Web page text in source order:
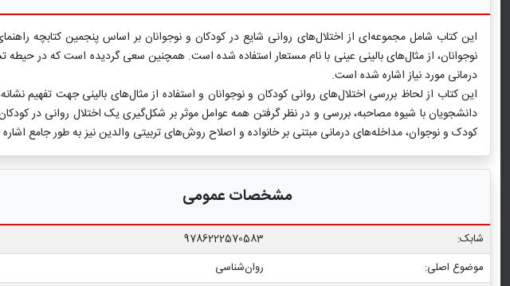
نوجوانان، از مثال‌های بالینی عینی با نام مستعار استفاده شده است. همچنین سعی گردیده است که در
درمانی مورد نیاز اشاره شده است.
این کتاب از لحاظ بررسی اختلال‌های روانی کودکان و نوجوانان و استفاده از مثال‌های بالینی جهت
دانشجویان با شیوه مصاحبه، بررسی و در نظر گرفتن همه عوامل موثر بر شکل‌گیری یک اختلال روانی در
کودک و نوجوان، مداخله‌های درمانی مبتنی بر خانواده و اصلاح روش‌های تربیتی والدین نیز به طور جامع
مشخصات عمومی
شابک:
9786222570583
موضوع اصلی:
روان‌شناسی